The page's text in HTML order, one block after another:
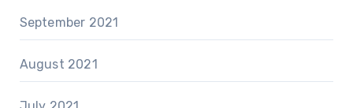
September 2021
August 2021